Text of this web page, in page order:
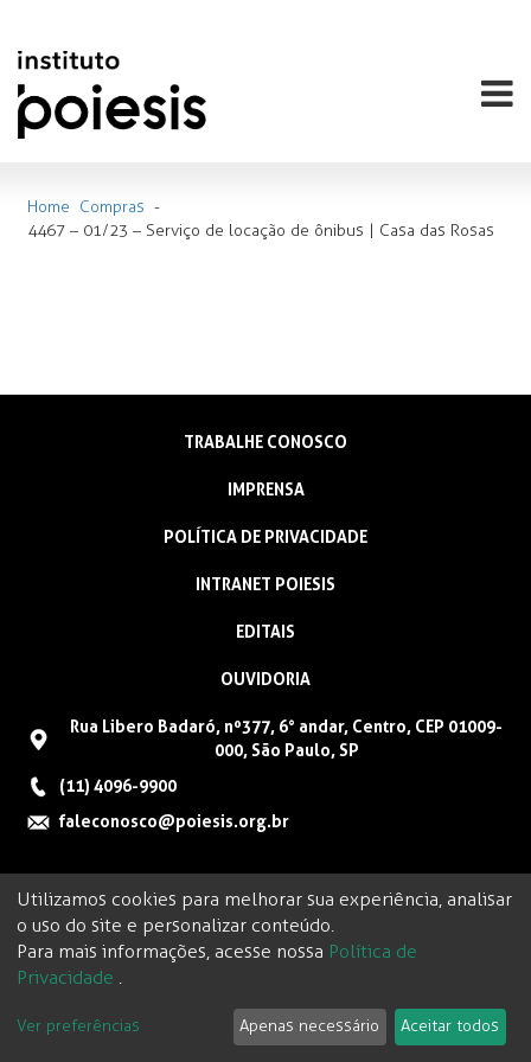
Home Compras -
4467 – 01/23 – Serviço de locação de ônibus | Casa das Rosas
TRABALHE CONOSCO
IMPRENSA
POLÍTICA DE PRIVACIDADE
INTRANET POIESIS
EDITAIS
OUVIDORIA
Rua Libero Badaró, nº377, 6° andar, Centro, CEP 01009-
000, São Paulo, SP
(11) 4096-9900
faleconosco@poiesis.org.br
Utilizamos cookies para melhorar sua experiência, analisar
o uso do site e personalizar conteúdo.
Para mais informações, acesse nossa Política de
Privacidade .
Ver preferências Apenas necessário Aceitar todos